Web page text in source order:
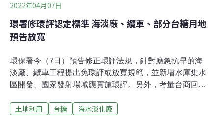
2022年04月07日
環署修環評認定標準 海淡廠、纜車、部分台糖用地
預告放寬
環保署今（7日）預告修正環評法規，針對應急抗旱的海
淡廠、纜車工程提出免環評或放寬規範，並新增水庫集水
區開發、國家發射場域應實施環評。另外，考量台商回
153筆現況非農業用地的台糖土地，未來要設廠或建設產
土地利用 台糖 海水淡化廠